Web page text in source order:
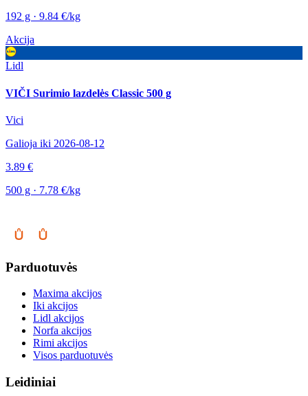
192 g · 9.84 €/kg
Akcija
Lidl
VIČI Surimio lazdelės Classic 500 g
Vici
Galioja iki 2026-08-12
3.89 €
500 g · 7.78 €/kg
Parduotuvės
Maxima akcijos
Iki akcijos
Lidl akcijos
Norfa akcijos
Rimi akcijos
Visos parduotuvės
Leidiniai